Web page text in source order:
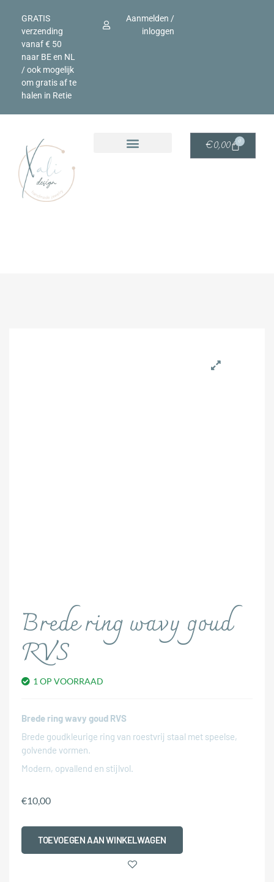
GRATIS
verzending
vanaf € 50
naar BE en NL
/ ook mogelijk
om gratis af te
halen in Retie
Aanmelden /
inloggen
€0,00 0
Brede ring wavy goud
RVS
1 OP VOORRAAD
Brede ring wavy goud RVS
Brede goudkleurige ring van roestvrij staal met speelse,
golvende vormen.
Modern, opvallend en stijlvol.
€10,00
TOEVOEGEN AAN WINKELWAGEN